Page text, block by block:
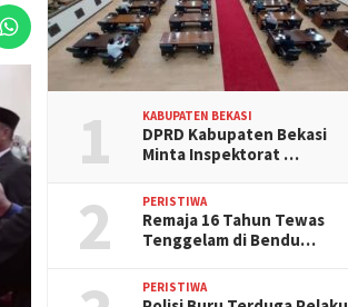
1 KABUPATEN BEKASI
DPRD Kabupaten Bekasi
Minta Inspektorat …
2 PERISTIWA
Remaja 16 Tahun Tewas
Tenggelam di Bendu…
PERISTIWA